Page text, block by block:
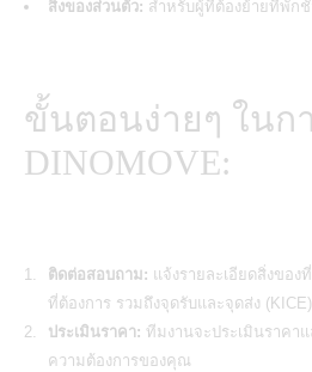
สิ่งของส่วนตัว: สำหรับผู้ที่ต้องย้ายที่พักชั่
ขั้นตอนง่ายๆ ในก
DINOMOVE:
ติดต่อสอบถาม: แจ้งรายละเอียดสิ่งของ
ที่ต้องการ รวมถึงจุดรับและจุดส่ง (KICE)
ประเมินราคา: ทีมงานจะประเมินราคา
ความต้องการของคุณ